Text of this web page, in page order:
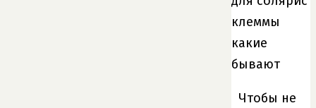
Чтобы не